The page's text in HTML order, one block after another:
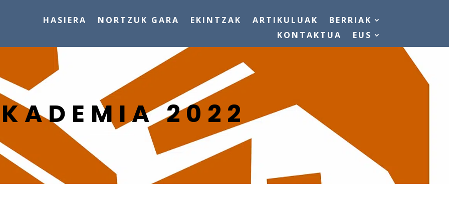
HASIERA NORTZUK GARA EKINTZAK ARTIKULUAK
BERRIAK
KONTAKTUA
EUS
2022